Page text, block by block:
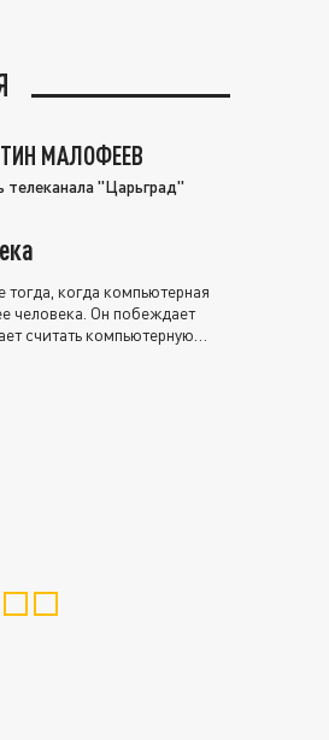
МАЛОФЕЕВ
телеканала "Царьград"
когда компьютерная
человека. Он побеждает
считать компьютерную